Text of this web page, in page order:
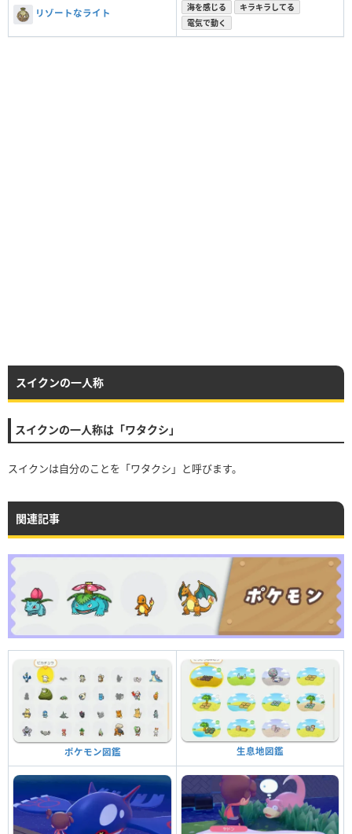
リゾートなライト
海を感じる
キラキラしてる
電気で動く
スイクンの一人称
スイクンの一人称は「ワタクシ」
スイクンは自分のことを「ワタクシ」と呼びます。
関連記事
ポケモン図鑑 生息地図鑑